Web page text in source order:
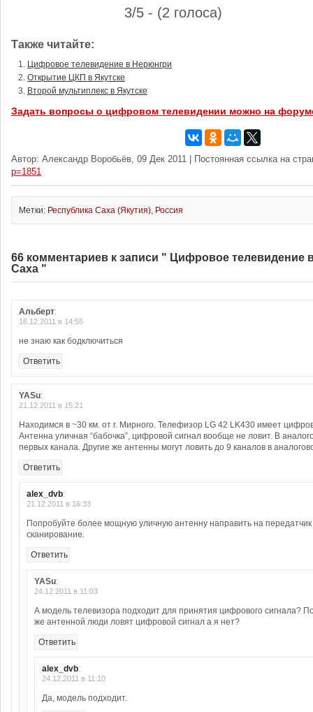
3/5 - (2 голоса)
Также читайте:
Цифровое телевидение в Нерюнгри
Открытие ЦКП в Якутске
Второй мультиплекс в Якутске
Задать вопросы о цифровом телевидении можно на
Автор: Александр Воробьёв, 09 Дек 2011 | Постоянная ссылка на
p=1851
Метки: Республика Саха (Якутия), Россия
66 комментариев к записи " Цифровое телевидение
Саха "
Альберт:
16.12.2011 в 14:55
не знаю как бодключиться
Ответить
YASu:
21.12.2011 в 15:21
Находимся в ~30 км. от г. Мирного. Телефизор LG 42 LK430 имеет
Антенна уличная “бабочка”, цифровой сигнал вообще не ловит. В
первых канала. Другие же антенны могут ловить до 9 каналов в
Ответить
alex_dvb:
21.12.2011 в 16:33
Попробуйте более мощную уличную антенну направить на передатчик
сканирование.
Ответить
YASu:
24.12.2011 в 11:03
А модель телевизора подходит для принятия цифрового сигнала?
же антенной люди ловят цифровой сигнал а я нет?
Ответить
alex_dvb:
24.12.2011 в 11:10
Да, модель подходит.